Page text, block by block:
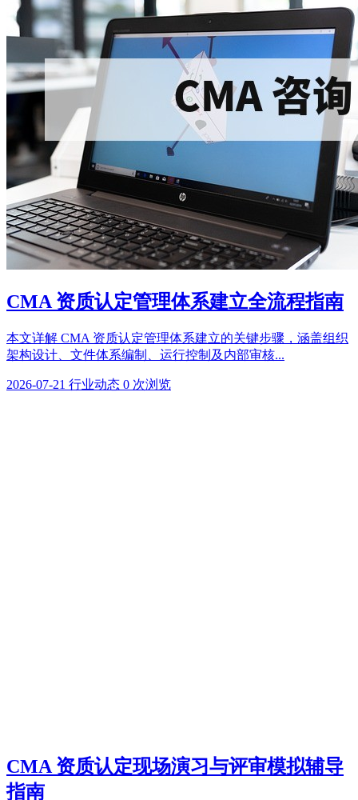
CMA 资质认定管理体系建立全流程指南
本文详解 CMA 资质认定管理体系建立的关键步骤，涵盖组织
架构设计、文件体系编制、运行控制及内部审核...
2026-07-21 行业动态 0 次浏览
CMA 资质认定现场演习与评审模拟辅导
指南